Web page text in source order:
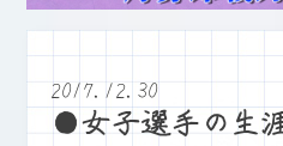
2017.12.30
●女子選手の生